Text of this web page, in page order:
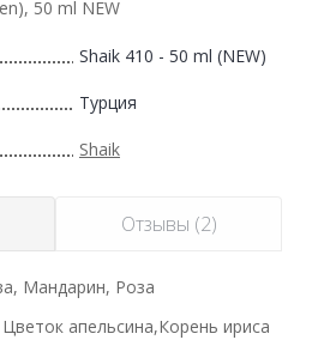
50 ml NEW
Shaik 410 - 50 ml (NEW)
Турция
Shaik
Отзывы (2)
Мандарин, Роза
апельсина,Корень ириса